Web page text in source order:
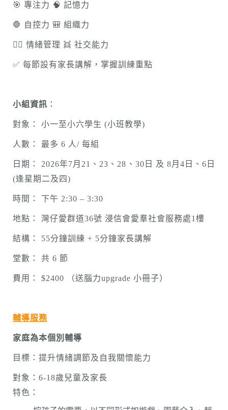
🎯 專注力 🧠 記憶力
🛑 自控力 🎒 組織力
🧘‍♂️ 情緒管理 👯 社交能力
✅ 每節設有家長講解，掌握訓練重點
小組資訊 ：
對象： 小一至小六學生 (小班教學)
人數： 最多 6 人/ 每組
日期： 2026年7月21、23、28、30日 及 8月4日、6日
(逢星期二及四)
時間： 下午 2:30 – 3:30
地點： 灣仔愛群道36號 浸信會愛羣社會服務處1樓
結構： 55分鐘訓練 + 5分鐘家長講解
堂數： 共 6 節
費用： $2400 （送腦力upgrade 小冊子）
輔導服務
家庭為本個別輔導
目標：提升情緒調節及自我關懷能力
對象：6-18歲兒童及家長
特色：